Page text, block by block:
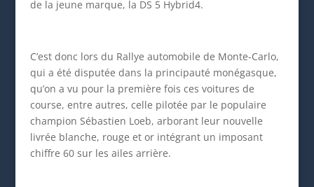
de la jeune marque, la DS 5 Hybrid4.
C’est donc lors du Rallye automobile de Monte-Carlo,
qui a été disputée dans la principauté monégasque,
qu’on a vu pour la première fois ces voitures de
course, entre autres, celle pilotée par le populaire
champion Sébastien Loeb, arborant leur nouvelle
livrée blanche, rouge et or intégrant un imposant
chiffre 60 sur les ailes arrière.